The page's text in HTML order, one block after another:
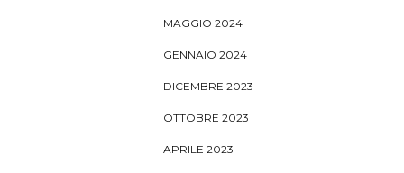
MAGGIO 2024
GENNAIO 2024
DICEMBRE 2023
OTTOBRE 2023
APRILE 2023